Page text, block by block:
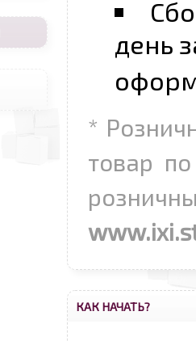
день
*
товар
КАК НАЧАТЬ?